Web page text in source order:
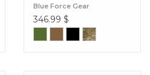
Blue Force Gear
346.99 $